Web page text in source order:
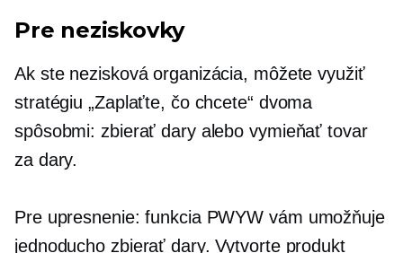
Pre neziskovky
Ak ste nezisková organizácia, môžete využiť
stratégiu „Zaplaťte, čo chcete“ dvoma
spôsobmi: zbierať dary alebo vymieňať tovar
za dary.
Pre upresnenie: funkcia PWYW vám umožňuje
jednoducho zbierať dary. Vytvorte produkt